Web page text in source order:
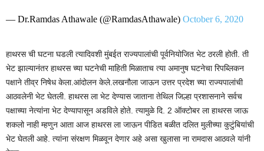
— Dr.Ramdas Athawale (@RamdasAthawale) October 6, 2020
हाथरस ची घटना घडली त्यादिवशी मुंबईत राज्यपालांची पूर्वनियोजित भेट ठरली होती. ती
भेट झाल्यानंतर हाथरस च्या घटनेची माहिती मिळाताच त्या अमानुष घटनेचा रिपब्लिकन
पक्षाने तीव्र निषेध केला.आंदोलन केले.लखनौला जाऊन उत्तर प्रदेश च्या राज्यपालांची
आठवलेनी भेट घेतली. हाथरस ला भेट देण्यास जाताना तेथिल जिल्हा प्रशासनाने सर्वच
पक्षाच्या नेत्यांना भेट देण्यापासून अडविले होते. त्यामुळे दि. 2 ऑक्टोबर ला हाथरस जाऊ
शकलो नाही म्हणुन आता आज हाथरस ला जाऊन पीडित बळीत दलित मुलीच्या कुटुंबियांची
भेट घेतली आहे. त्यांना संरक्षण मिळवून देणार अहे असा खुलासा ना रामदास आठवले यांनी